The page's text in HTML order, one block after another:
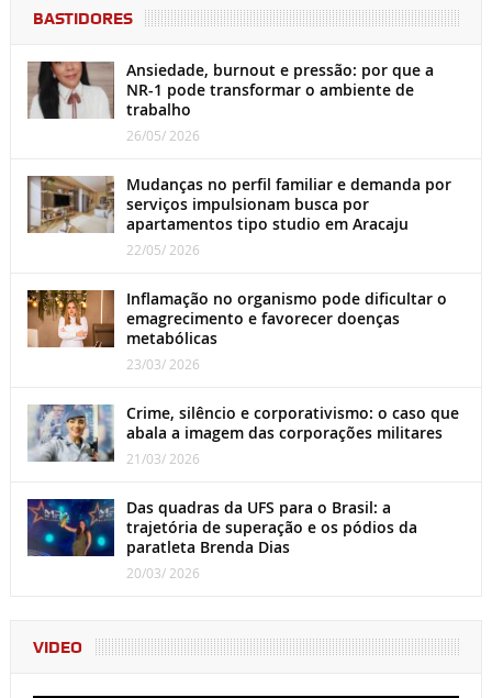
BASTIDORES
Ansiedade, burnout e pressão: por que a
NR-1 pode transformar o ambiente de
trabalho
26/05/ 2026
Mudanças no perfil familiar e demanda por
serviços impulsionam busca por
apartamentos tipo studio em Aracaju
22/05/ 2026
Inflamação no organismo pode dificultar o
emagrecimento e favorecer doenças
metabólicas
23/03/ 2026
Crime, silêncio e corporativismo: o caso que
abala a imagem das corporações militares
21/03/ 2026
Das quadras da UFS para o Brasil: a
trajetória de superação e os pódios da
paratleta Brenda Dias
20/03/ 2026
VIDEO